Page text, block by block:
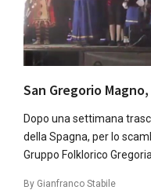
San Gregorio
Dopo una settimana
della Spagna, per lo
Gruppo Folklorico
By Gianfranco Stabile